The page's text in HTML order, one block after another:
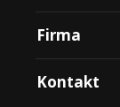
Firma
Kontakt